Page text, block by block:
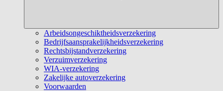
Arbeidsongeschiktheidsverzekering
Bedrijfsaansprakelijkheidsverzekering
Rechtsbijstandverzekering
Verzuimverzekering
WIA-verzekering
Zakelijke autoverzekering
Voorwaarden